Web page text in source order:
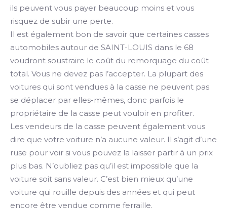
ils peuvent vous payer beaucoup moins et vous
risquez de subir une perte.
Il est également bon de savoir que certaines casses
automobiles autour de SAINT-LOUIS dans le 68
voudront soustraire le coût du remorquage du coût
total. Vous ne devez pas l’accepter. La plupart des
voitures qui sont vendues à la casse ne peuvent pas
se déplacer par elles-mêmes, donc parfois le
propriétaire de la casse peut vouloir en profiter.
Les vendeurs de la casse peuvent également vous
dire que votre voiture n’a aucune valeur. Il s’agit d’une
ruse pour voir si vous pouvez la laisser partir à un prix
plus bas. N’oubliez pas qu’il est impossible que la
voiture soit sans valeur. C’est bien mieux qu’une
voiture qui rouille depuis des années et qui peut
encore être vendue comme ferraille.